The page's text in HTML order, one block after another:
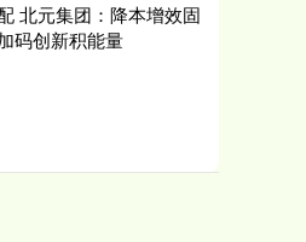
北元集团：降本增效固
码创新积能量